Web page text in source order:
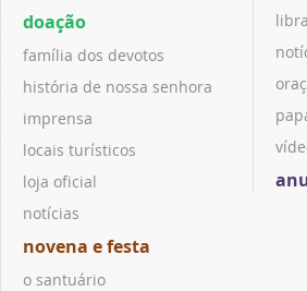
doação
família dos devotos
história de nossa senhora
imprensa
locais turísticos
loja oficial
notícias
novena e festa
o santuário